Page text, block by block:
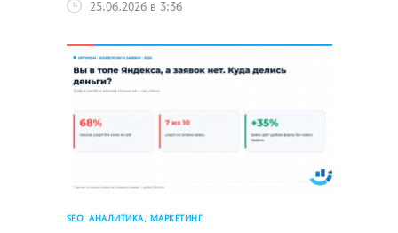
25.06.2026 в 3:36
SEO, АНАЛИТИКА, МАРКЕТИНГ